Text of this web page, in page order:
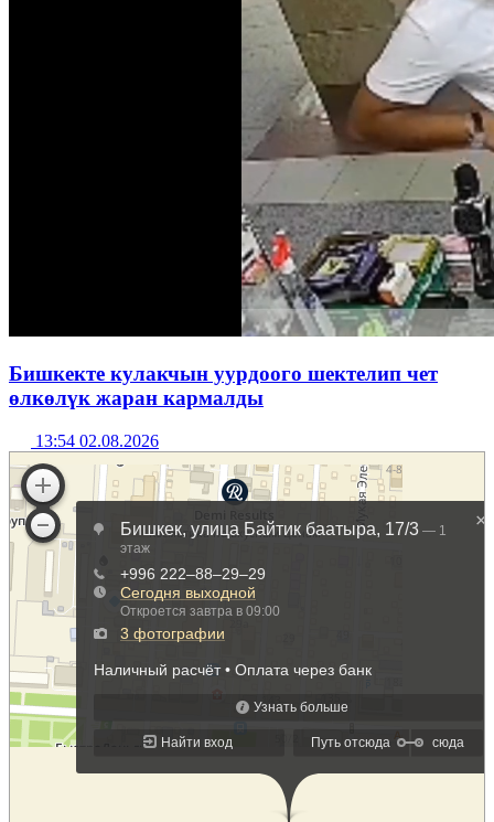
Бишкекте кулакчын уурдоого шектелип чет
өлкөлүк жаран кармалды
13:54 02.08.2026